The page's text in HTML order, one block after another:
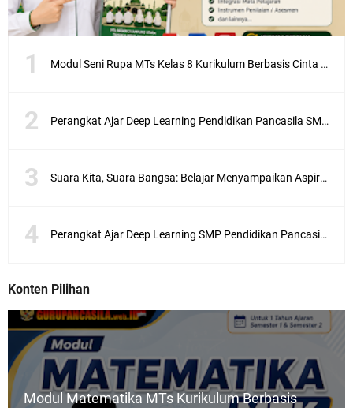
Modul Seni Rupa MTs Kelas 8 Kurikulum Berbasis Cinta (KBC) Terlengkap Semester 1 dan 2
Perangkat Ajar Deep Learning Pendidikan Pancasila SMA/MA Kelas X, XI, XII Lengkap
Suara Kita, Suara Bangsa: Belajar Menyampaikan Aspirasi dengan Bijak
Perangkat Ajar Deep Learning SMP Pendidikan Pancasila Kelas 7, 8, 9 Lengkap CP 046/H/KR/2025
Konten Pilihan
Modul Matematika MTs Kurikulum Berbasis